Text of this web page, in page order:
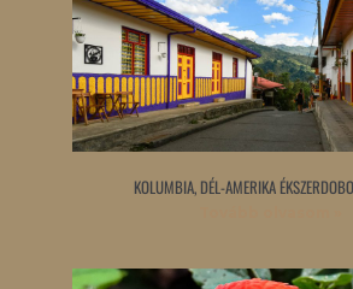
KOLUMBIA, DÉL-AMERIKA